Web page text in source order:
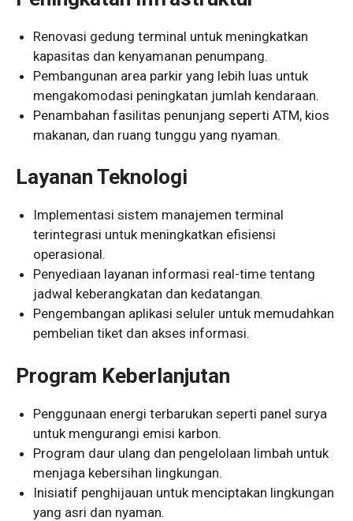
Renovasi gedung terminal untuk meningkatkan
kapasitas dan kenyamanan penumpang.
Pembangunan area parkir yang lebih luas untuk
mengakomodasi peningkatan jumlah kendaraan.
Penambahan fasilitas penunjang seperti ATM, kios
makanan, dan ruang tunggu yang nyaman.
Layanan Teknologi
Implementasi sistem manajemen terminal
terintegrasi untuk meningkatkan efisiensi
operasional.
Penyediaan layanan informasi real-time tentang
jadwal keberangkatan dan kedatangan.
Pengembangan aplikasi seluler untuk memudahkan
pembelian tiket dan akses informasi.
Program Keberlanjutan
Penggunaan energi terbarukan seperti panel surya
untuk mengurangi emisi karbon.
Program daur ulang dan pengelolaan limbah untuk
menjaga kebersihan lingkungan.
Inisiatif penghijauan untuk menciptakan lingkungan
yang asri dan nyaman.